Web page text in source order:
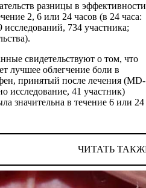
разницы в эффективности
2, 6 или 24 часов (в 24 часа:
734 участника;
свидетельствуют о том, что
лучшее облегчение боли в
принятый после лечения (MD-
исследование, 41 участник)
значительна в течение 6 или 24
ЧИТАТЬ